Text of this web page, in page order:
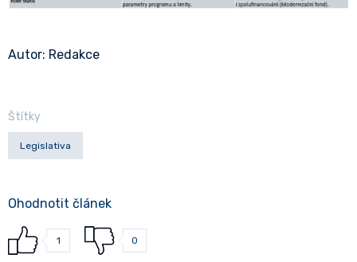
Autor: Redakce
Štítky
Legislativa
Ohodnotit článek
1 0